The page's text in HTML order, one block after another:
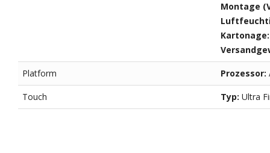
Montage
Kartonage:
Platform Prozessor:
Touch Typ: Ultra